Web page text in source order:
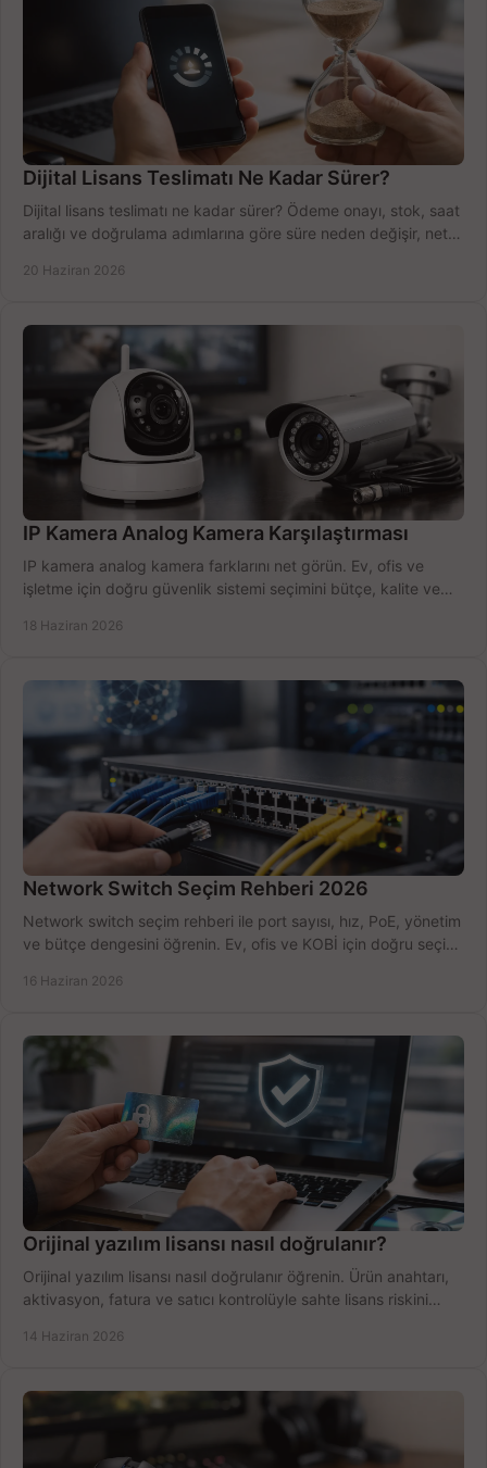
Dijital Lisans Teslimatı Ne Kadar Sürer?
Dijital lisans teslimatı ne kadar sürer? Ödeme onayı, stok, saat
aralığı ve doğrulama adımlarına göre süre neden değişir, net
20 Haziran 2026
IP Kamera Analog Kamera Karşılaştırması
IP kamera analog kamera farklarını net görün. Ev, ofis ve
işletme için doğru güvenlik sistemi seçimini bütçe, kalite ve
18 Haziran 2026
Network Switch Seçim Rehberi 2026
Network switch seçim rehberi ile port sayısı, hız, PoE, yönetim
ve bütçe dengesini öğrenin. Ev, ofis ve KOBİ için doğru seçimi
16 Haziran 2026
Orijinal yazılım lisansı nasıl doğrulanır?
Orijinal yazılım lisansı nasıl doğrulanır öğrenin. Ürün anahtarı,
aktivasyon, fatura ve satıcı kontrolüyle sahte lisans riskini
14 Haziran 2026